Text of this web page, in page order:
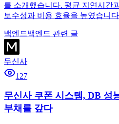
를 소개했습니다. 평균 지연시간
보수성과 비용 효율을 높였습니
백엔드백엔드 관련 글
무신사
127
무신사 쿠폰 시스템, DB 성
부채를 갚다